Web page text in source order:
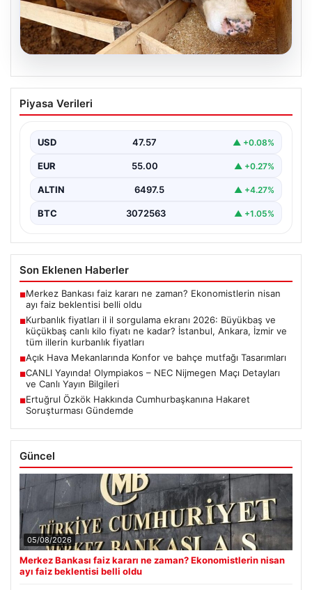
05.08.2026
Kurbanlık fiyatları il il sorgulama ekranı
2026: Büyükbaş ve küçükbaş canlı kilo
ve tüm illerin kurbanlık fiyatları
Piyasa Verileri
USD 47.57 ▲ +0.08%
EUR 55.00 ▲ +0.27%
ALTIN 6497.5 ▲ +4.27%
BTC 3072563 ▲ +1.05%
Son Eklenen Haberler
■Merkez Bankası faiz kararı ne zaman? Ekonomistlerin nisan
ayı faiz beklentisi belli oldu
■Kurbanlık fiyatları il il sorgulama ekranı 2026: Büyükbaş ve
küçükbaş canlı kilo fiyatı ne kadar? İstanbul, Ankara, İzmir ve
tüm illerin kurbanlık fiyatları
■Açık Hava Mekanlarında Konfor ve bahçe mutfağı Tasarımları
■CANLI Yayında! Olympiakos – NEC Nijmegen Maçı Detayları
ve Canlı Yayın Bilgileri
■Ertuğrul Özkök Hakkında Cumhurbaşkanına Hakaret
Soruşturması Gündemde
Güncel
05/08/2026
Merkez Bankası faiz kararı ne zaman? Ekonomistlerin nisan
ayı faiz beklentisi belli oldu